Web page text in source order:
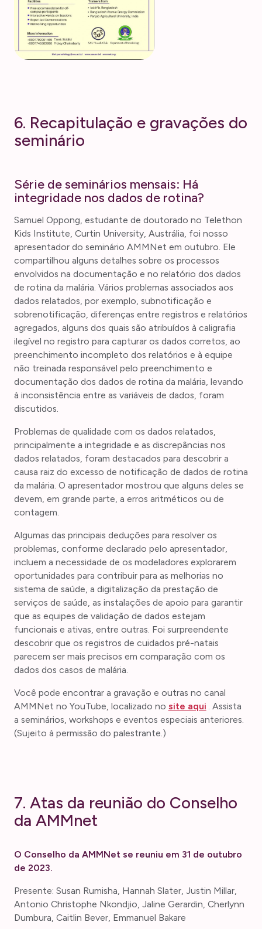
6. Recapitulação e gravações do
seminário
Série de seminários mensais: Há
integridade nos dados de rotina?
Samuel Oppong, estudante de doutorado no Telethon
Kids Institute, Curtin University, Austrália, foi nosso
apresentador do seminário AMMNet em outubro. Ele
compartilhou alguns detalhes sobre os processos
envolvidos na documentação e no relatório dos dados
de rotina da malária. Vários problemas associados aos
dados relatados, por exemplo, subnotificação e
sobrenotificação, diferenças entre registros e relatórios
agregados, alguns dos quais são atribuídos à caligrafia
ilegível no registro para capturar os dados corretos, ao
preenchimento incompleto dos relatórios e à equipe
não treinada responsável pelo preenchimento e
documentação dos dados de rotina da malária, levando
à inconsistência entre as variáveis de dados, foram
discutidos.
Problemas de qualidade com os dados relatados,
principalmente a integridade e as discrepâncias nos
dados relatados, foram destacados para descobrir a
causa raiz do excesso de notificação de dados de rotina
da malária. O apresentador mostrou que alguns deles se
devem, em grande parte, a erros aritméticos ou de
contagem.
Algumas das principais deduções para resolver os
problemas, conforme declarado pelo apresentador,
incluem a necessidade de os modeladores explorarem
oportunidades para contribuir para as melhorias no
sistema de saúde, a digitalização da prestação de
serviços de saúde, as instalações de apoio para garantir
que as equipes de validação de dados estejam
funcionais e ativas, entre outras. Foi surpreendente
descobrir que os registros de cuidados pré-natais
parecem ser mais precisos em comparação com os
dados dos casos de malária.
Você pode encontrar a gravação e outras no canal
AMMNet no YouTube, localizado no site aqui . Assista
a seminários, workshops e eventos especiais anteriores.
(Sujeito à permissão do palestrante.)
7. Atas da reunião do Conselho
da AMMnet
O Conselho da AMMNet se reuniu em 31 de outubro
de 2023.
Presente: Susan Rumisha, Hannah Slater, Justin Millar,
Antonio Christophe Nkondjio, Jaline Gerardin, Cherlynn
Dumbura, Caitlin Bever, Emmanuel Bakare